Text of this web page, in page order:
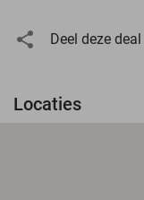
Deel deze deal
Locaties